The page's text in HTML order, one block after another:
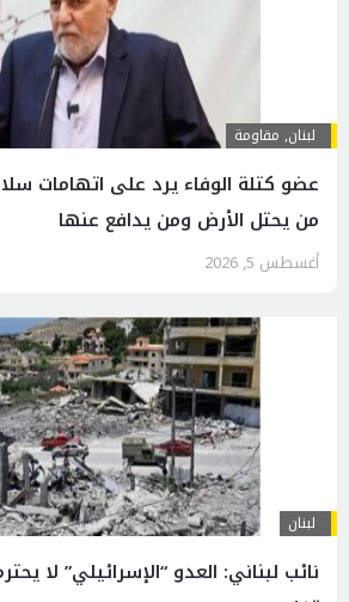
لبنان, مقاومة
عضو كتلة الوفاء يرد على اتهامات
من يحتل الأرض ومن يدافع عنها
أغسطس 5, 2026
لبنان
نائب لبناني: العدو “الإسرائيلي” لا